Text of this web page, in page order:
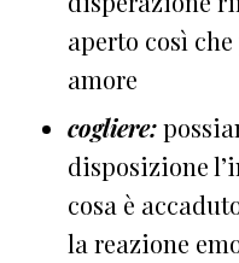
aperto così
amore
cogliere:
disposizione
cosa è
la reazione